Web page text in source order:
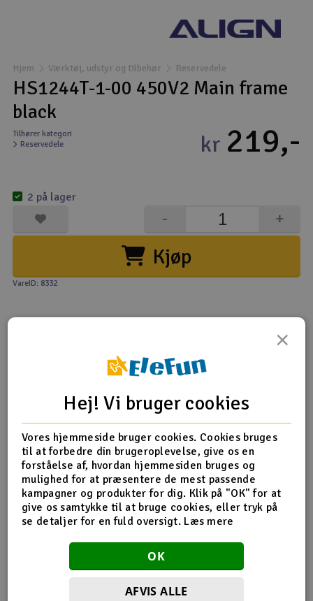
Droner til FPV
Fly
Helikopter
Modelbygg og byggesæt
Modeljernbane
Motor & tilbehør
Scooter & elkøretøj
Slot racing
Smarthjem, leg og hobby
Solenergi
Værktøj, udstyr og tilbehør
Hjem Værktøj, udstyr og tilbehør Reservedele
HS1244T-1-00 450V2 Main frame
black
Tilhører kategori
Reservedele
kr 219,-
Kjøp
+
-
2 på lager
VareID: 8332
Dele Tip din ven
Anmeldelser
Produkt information
HS1244T-00 450V2 Main frame black
Flere detaljer
forbundet med
Reservedeler Align T-Rex 450
×
Hej! Vi bruger cookies
Vores hjemmeside bruger cookies. Cookies bruges
til at forbedre din brugeroplevelse, give os en
forståelse af, hvordan hjemmesiden bruges og
mulighed for at præsentere de mest passende
kampagner og produkter for dig. Klik på "OK" for at
give os samtykke til at bruge cookies, eller tryk på
se detaljer for en fuld oversigt. Læs mere
OK
AFVIS ALLE